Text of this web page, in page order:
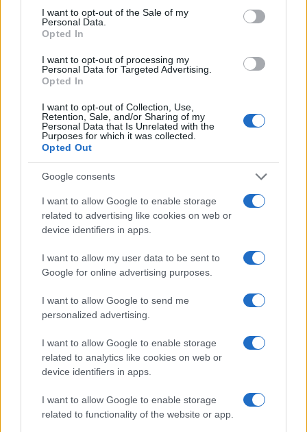
consent section.
I want to opt-out of the Sale of my
Personal Data.
Opted In
I want to opt-out of processing my
Personal Data for Targeted Advertising.
Opted In
I want to opt-out of Collection, Use,
Retention, Sale, and/or Sharing of my
Personal Data that Is Unrelated with the
Purposes for which it was collected.
Opted Out
Google consents
I want to allow Google to enable storage
related to advertising like cookies on web or
device identifiers in apps.
I want to allow my user data to be sent to
Google for online advertising purposes.
I want to allow Google to send me
personalized advertising.
I want to allow Google to enable storage
related to analytics like cookies on web or
device identifiers in apps.
I want to allow Google to enable storage
related to functionality of the website or app.
Continua a leggere
LIFESTYLE
Look da ufficio estate 2026: consigli per un